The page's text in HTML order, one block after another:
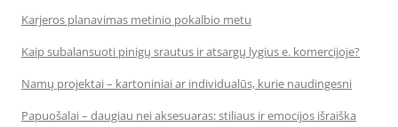
Karjeros planavimas metinio pokalbio metu
Kaip subalansuoti pinigų srautus ir atsargų lygius e. komercijoje?
Namų projektai – kartoniniai ar individualūs, kurie naudingesni
Papuošalai – daugiau nei aksesuaras: stiliaus ir emocijos išraiška